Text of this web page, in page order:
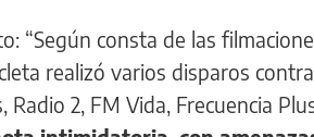
“Según consta de las
realizó varios disparos contra
2, FM Vida, Frecuencia